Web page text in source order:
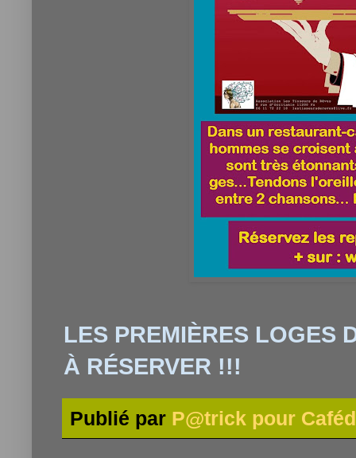
LES PREMIÈRES LOGES
À RÉSERVER !!!
Publié par P@trick pour